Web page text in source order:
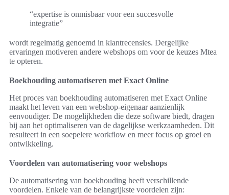
“expertise is onmisbaar voor een succesvolle
integratie”
wordt regelmatig genoemd in klantrecensies. Dergelijke
ervaringen motiveren andere webshops om voor de keuzes Mtea
te opteren.
Boekhouding automatiseren met Exact Online
Het proces van boekhouding automatiseren met Exact Online
maakt het leven van een webshop-eigenaar aanzienlijk
eenvoudiger. De mogelijkheden die deze software biedt, dragen
bij aan het optimaliseren van de dagelijkse werkzaamheden. Dit
resulteert in een soepelere workflow en meer focus op groei en
ontwikkeling.
Voordelen van automatisering voor webshops
De automatisering van boekhouding heeft verschillende
voordelen. Enkele van de belangrijkste voordelen zijn: